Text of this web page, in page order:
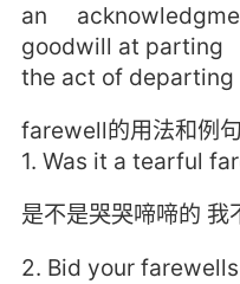
an
goodwill at parting
the act of
farewell的用法和例句
1. Was it a tearful
是不是哭哭啼啼的 我
2. Bid your